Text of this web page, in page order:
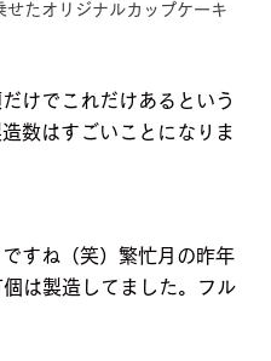
せたオリジナルカップケーキ
けでこれだけあるという
数はすごいことになりま
すね（笑）繁忙月の昨年
は製造してました。フル